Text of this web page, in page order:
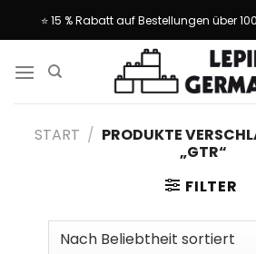
⭐ 15 % Rabatt auf Bestellungen über
START / PRODUKTE
„GTR“
FILTER